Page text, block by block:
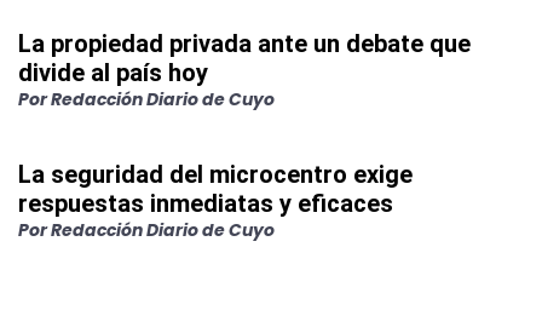
La propiedad privada ante un debate que
divide al país hoy
PorRedacción Diario de Cuyo
La seguridad del microcentro exige
respuestas inmediatas y eficaces
PorRedacción Diario de Cuyo